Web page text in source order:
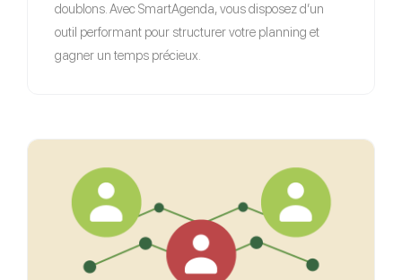
doublons. Avec SmartAgenda, vous disposez d’un
outil performant pour structurer votre planning et
gagner un temps précieux.